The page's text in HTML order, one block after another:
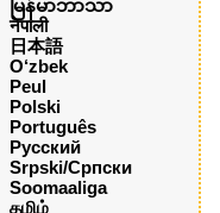
မြန်မာဘာသာ
नेपाली
日本語
O‘zbek
Peul
Polski
Português
Русский
Srpski/Српски
Soomaaliga
தமிழ்